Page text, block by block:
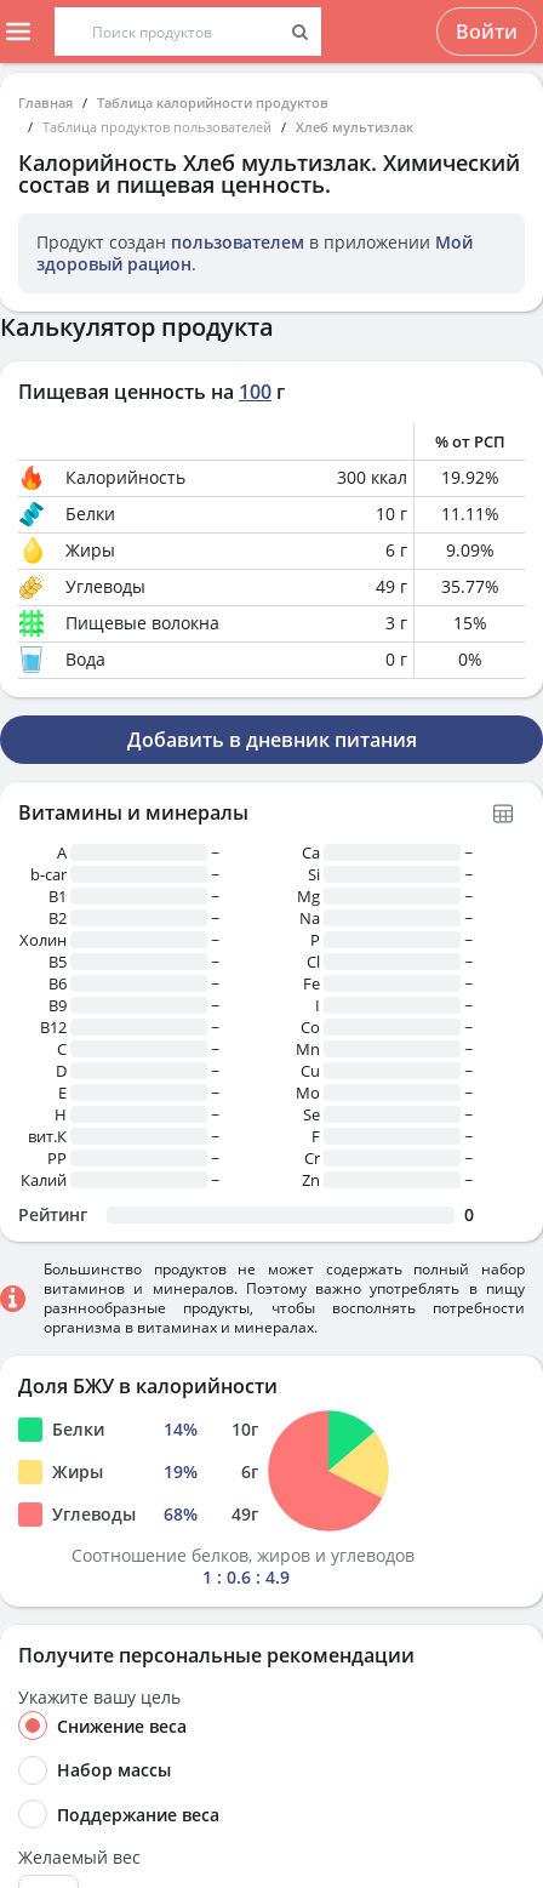
Войти
Главная
Таблица калорийности продуктов
Таблица продуктов пользователей
Хлеб мультизлак
Калорийность Хлеб мультизлак. Химический
состав и пищевая ценность.
Продукт создан пользователем в приложении Мой
здоровый рацион.
Калькулятор продукта
Пищевая ценность на 100 г
% от РСП
Калорийность 300 ккал 19.92%
Белки
10 г 11.11%
Жиры
6 г 9.09%
Углеводы
49 г 35.77%
Пищевые волокна
3 г 15%
Вода
0 г 0%
Добавить в дневник питания
Витамины и минералы
A
~
b-car
~
В1
~
B2
~
Холин
~
B5
~
B6
~
B9
~
B12
~
C
~
D
~
E
~
H
~
вит.К
~
PP
~
Калий
~
Ca
~
Si
~
Mg
~
Na
~
P
~
Cl
~
Fe
~
I
~
Co
~
Mn
~
Cu
~
Mo
~
Se
~
F
~
Cr
~
Zn
~
Рейтинг 0
Большинство продуктов не может содержать полный набор
витаминов и минералов. Поэтому важно употреблять в пищу
разннообразные продукты, чтобы восполнять потребности
организма в витаминах и минералах.
Доля БЖУ в калорийности
Белки 14% 10г
Жиры
19% 6г
Углеводы
68% 49г
Соотношение белков, жиров и углеводов
1 : 0.6 : 4.9
Получите персональные рекомендации
Укажите вашу цель
Снижение веса
Набор массы
Поддержание веса
Желаемый вес